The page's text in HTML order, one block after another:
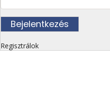
Regisztrálok